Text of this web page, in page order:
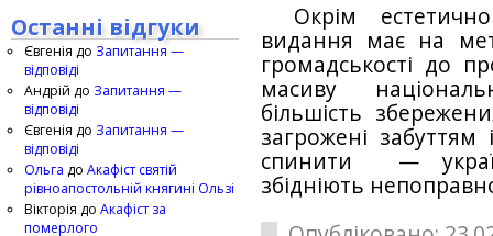
Окрім
видання має на
громадськості до
масиву
більшість
загрожені
спинити —
збідніють
Останні відгуки
Євгенія до Запитання —
відповіді
Андрій до Запитання —
відповіді
Євгенія до Запитання —
відповіді
Ольга до Акафіст святій
рівноапостольній княгині Ользі
Вікторія до Акафіст за
померлого